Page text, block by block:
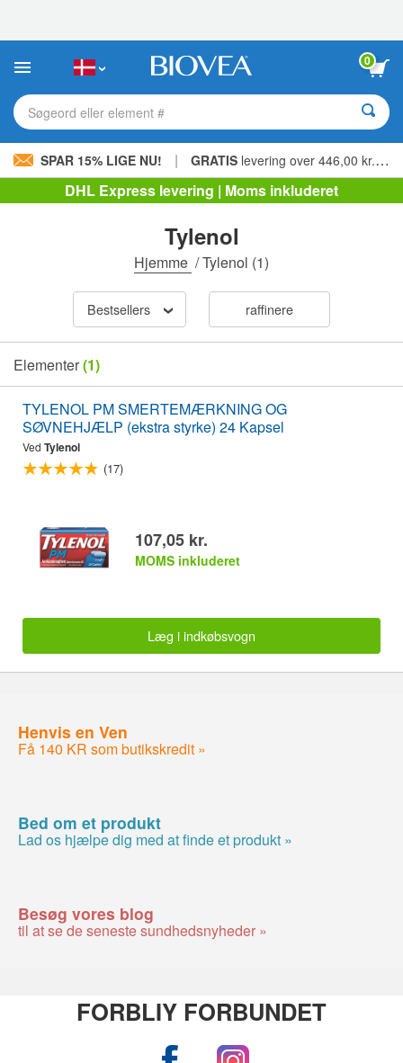
websted
0
Søgeord eller element #
SPAR 15% LIGE NU! | GRATIS levering over 446,00 kr. »
DHL Express levering | Moms inkluderet
Tylenol
Hjemme /Tylenol (1)
Bestsellers raffinere
Elementer(1)
TYLENOL PM SMERTEMÆRKNING OG
SØVNEHJÆLP (ekstra styrke) 24 Kapsel
Ved Tylenol
(17)
107,05 kr.
MOMS inkluderet
Læg i indkøbsvogn
Henvis en Ven
Få 140 KR som butikskredit »
Bed om et produkt
Lad os hjælpe dig med at finde et produkt »
Besøg vores blog
til at se de seneste sundhedsnyheder »
FORBLIY FORBUNDET